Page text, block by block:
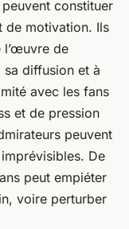
constituer
de motivation. Ils
l’œuvre de
sa diffusion et à
avec les fans
et de pression
peuvent
De
peut empiéter
voire perturber